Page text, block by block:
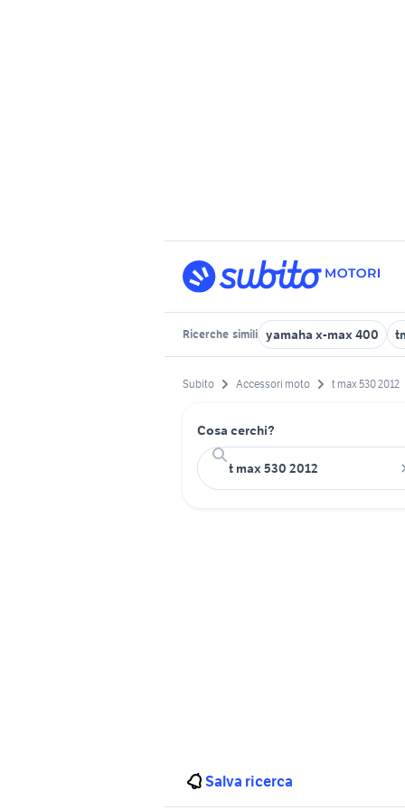
Ricerche simili yamaha x-max 400
Subito Accessori moto t max 530 2012
Cosa cerchi?
Salva ricerca